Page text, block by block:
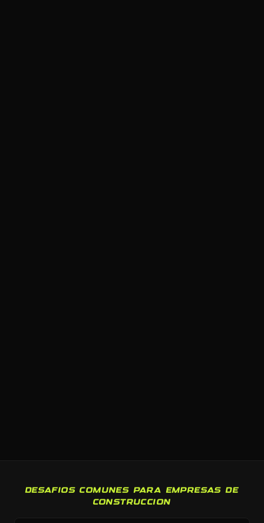
DESAFIOS COMUNES PARA EMPRESAS DE
CONSTRUCCION